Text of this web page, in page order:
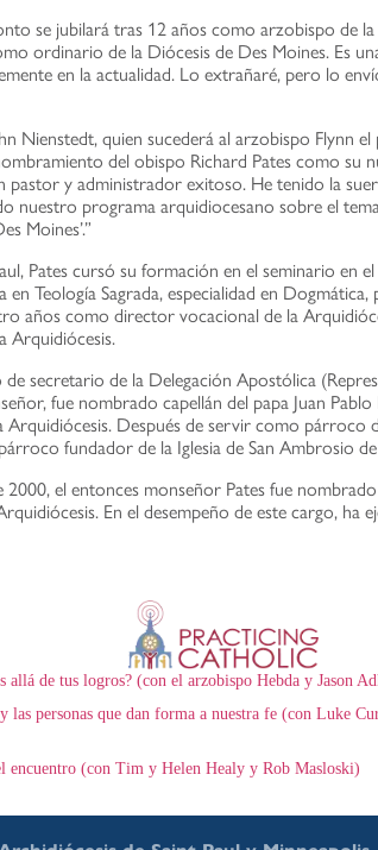
se jubilará tras 12 años como arzobispo de
ordinario de la Diócesis de Des Moines. Es
en la actualidad. Lo extrañaré, pero lo
Nienstedt, quien sucederá al arzobispo Flynn
del obispo Richard Pates como su
pastor y administrador exitoso. He tenido la
nuestro programa arquidiocesano sobre el
Moines’.”
Pates cursó su formación en el seminario en
en Teología Sagrada, especialidad en
años como director vocacional de la
Arquidiócesis.
secretario de la Delegación Apostólica
fue nombrado capellán del papa Juan
Arquidiócesis. Después de servir como párroco
fundador de la Iglesia de San Ambrosio
2000, el entonces monseñor Pates fue
En el desempeño de este cargo,
allá de tus logros? (con el arzobispo Hebda y Jason
las personas que dan forma a nuestra fe (con Luke
encuentro (con Tim y Helen Healy y Rob Masloski)